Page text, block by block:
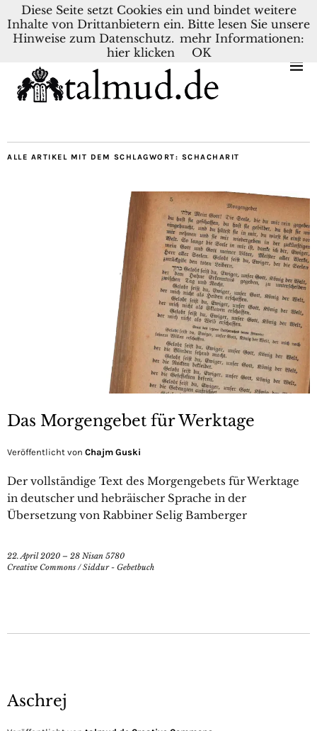
KONTAKT BLOG DEUTSCH NEDERLANDS
ALLE ARTIKEL MIT DEM SCHLAGWORT: SCHACHARIT
Das Morgengebet für Werktage
Veröffentlicht von Chajm Guski
Der vollständige Text des Morgengebets für Werktage
in deutscher und hebräischer Sprache in der
Übersetzung von Rabbiner Selig Bamberger
22. April 2020 – 28 Nisan 5780
Creative Commons /Siddur - Gebetbuch
Aschrej
Diese Seite setzt Cookies ein und bindet weitere
Inhalte von Drittanbietern ein. Bitte lesen Sie unsere
Hinweise zum Datenschutz. mehr Informationen:
hier klicken
OK